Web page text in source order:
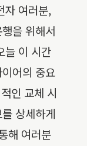
자 여러분,
을 위해서
늘 이 시간
어의 중요
인 교체 시
상세하게
해 여러분